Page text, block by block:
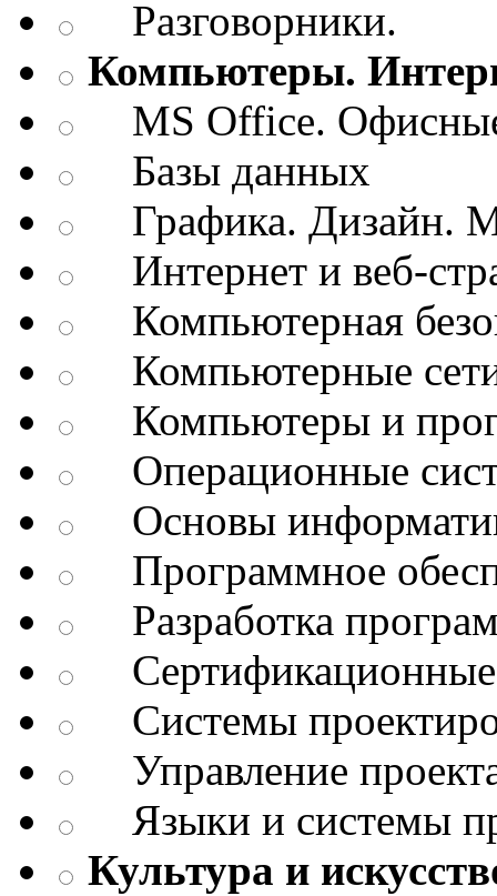
Разговорники.
Компьютеры.
MS Office.
Базы данных
Графика. Дизайн.
Интернет и веб-
Компьютерная
Компьютерные
Компьютеры и
Операционные
Основы
Программное
Разработка
Сертификационные
Системы
Управление
Языки и системы
Культура и